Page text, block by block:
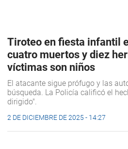
Tiroteo en fiesta infantil
cuatro muertos y diez
víctimas son niños
El atacante sigue prófugo y las
búsqueda. La Policía calificó el
dirigido".
2 DE DICIEMBRE DE 2025 - 14:27